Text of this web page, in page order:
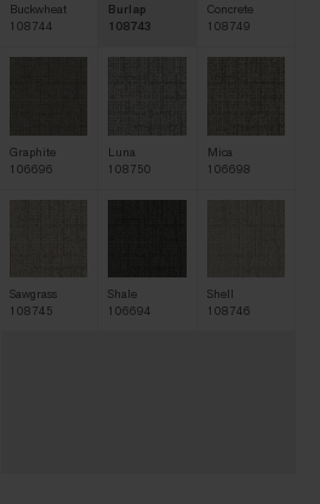
Buckwheat
108744
Burlap
108743
Concrete
108749
Graphite
106696
Luna
108750
Mica
106698
Sawgrass
108745
Shale
106694
Shell
108746